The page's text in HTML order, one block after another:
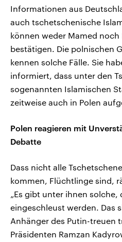
Informationen aus
auch tschetschenische
können weder Mamed
bestätigen. Die polnischen
kennen solche Fälle. Sie
informiert, dass unter den
sogenannten Islamischen
zeitweise auch in Polen
Polen reagieren mit
Debatte
Dass nicht alle
kommen, Flüchtlinge sind,
„Es gibt unter ihnen solche,
eingeschleust werden. Das
Anhänger des Putin-treuen
Präsidenten Ramzan